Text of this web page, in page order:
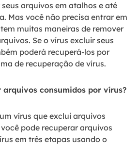
arquivos em atalhos e até
Mas você não precisa entrar em
muitas maneiras de remover
Se o vírus excluir seus
poderá recuperá-los por
de recuperação de vírus.
arquivos consumidos por vírus?
vírus que exclui arquivos
pode recuperar arquivos
em três etapas usando o